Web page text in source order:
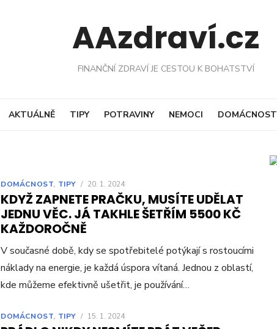
AAzdraví.cz
FINANČNÍ ZDRAVÍ JE CESTOU K BOHATSTVÍ
AKTUÁLNĚ TIPY POTRAVINY NEMOCI DOMÁCNOST
DOMÁCNOST, TIPY / 20. 1. 2024
KDYŽ ZAPNETE PRAČKU, MUSÍTE UDĚLAT
JEDNU VĚC. JÁ TAKHLE ŠETŘÍM 5500 KČ
KAŽDOROČNĚ
V současné době, kdy se spotřebitelé potýkají s rostoucími
náklady na energie, je každá úspora vítaná. Jednou z oblastí,
kde můžeme efektivně ušetřit, je používání…
DOMÁCNOST, TIPY / 15. 1. 2024